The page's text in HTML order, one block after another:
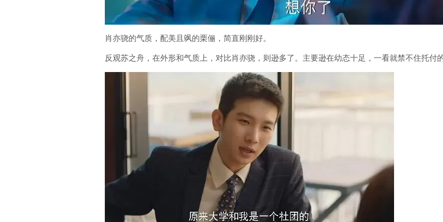
肖亦骁的气质，配美且飒的栗俪，简直刚刚好。
反观苏之舟，在外形和气质上，对比肖亦骁，则逊多了。主要逊在幼态十足，一看就禁不住托付